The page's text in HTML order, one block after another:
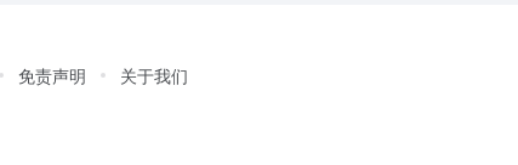
免责声明 关于我们